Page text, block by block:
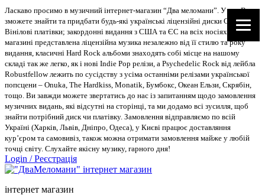
Ласкаво просимо в музичний інтернет-магазин “Два меломани”. У нас Ви
зможете знайти та придбати будь-які українські ліцензійні диски CD, DVD,
Вінілові платівки; закордонні видання з США та ЄС на всіх носіях. В
магазині представлена ліцензійна музика незалежно від її стилю та року
видання, класичні Hard Rock альбоми знаходять собі місце на нашому
складі так же легко, як і нові Indie Pop релізи, а Psychedelic Rock від лейбла
Robustfellow лежить по сусідству з усіма останніми релізами української
попсцени – Onuka, The Hardkiss, Monatik, Бумбокс, Океан Ельзи, Скрябін,
тощо. Ви завжди можете звертатись до нас із запитанням щодо замовлення
музичних видань, які відсутні на сторінці, та ми додамо всі зусилля, щоб
знайти потрібний диск чи платівку. Замовлення відправляємо по всій
Україні (Харків, Львів, Дніпро, Одеса), у Києві працює доставляння
кур’єром та самовивіз, також можна отримати замовлення майже у любій
точці світу. Слухайте якісну музику, гарного дня!
Login /Реєстрація
інтернет магазин